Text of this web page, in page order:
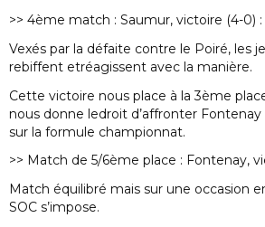
>> 4ème match : Saumur, victoire (4-0) :
Vexés par la défaite contre le Poiré, les
rebiffent etréagissent avec la manière.
Cette victoire nous place à la 3ème
nous donne ledroit d’affronter
sur la formule championnat.
>> Match de 5/6ème place : Fontenay,
Match équilibré mais sur une occasion
SOC s’impose.